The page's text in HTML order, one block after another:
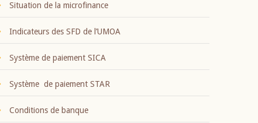
Situation de la microfinance
Indicateurs des SFD de l’UMOA
Système de paiement SICA
Système de paiement STAR
Conditions de banque